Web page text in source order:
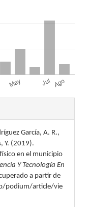
García, A. R.,
Y. (2019).
en el municipio
Y Tecnología En
a partir de
podium/article/vie